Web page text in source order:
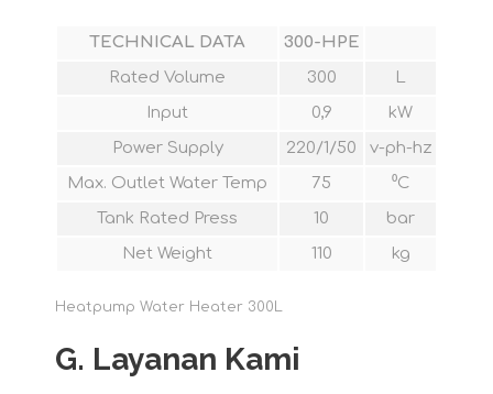
TECHNICAL DATA
300-HPE
Rated Volume
300
L
Input
0,9
kW
Power Supply
220/1/50
v-ph-hz
Max. Outlet Water Temp
75
⁰C
Tank Rated Press
10
bar
Net Weight
110 kg
Heatpump Water Heater 300L
G. Layanan Kami